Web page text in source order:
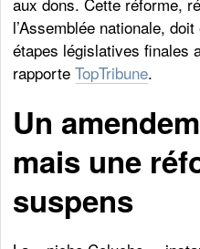
l’Assemblée nationale,
étapes législatives finales
rapporteTopTribune.
Un
mais une
suspens